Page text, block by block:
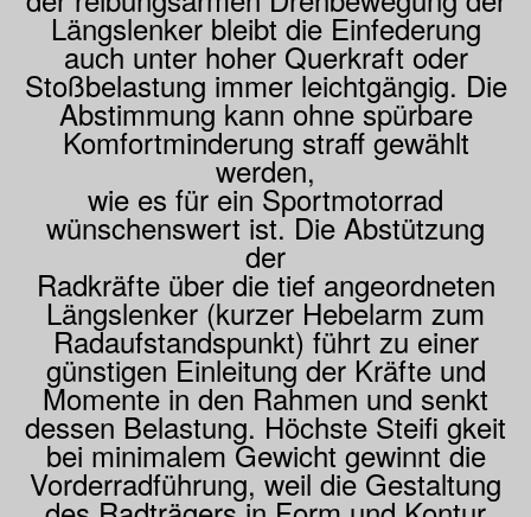
Längslenker bleibt die Einfederung
auch unter hoher Querkraft oder
Stoßbelastung immer leichtgängig. Die
Abstimmung kann ohne spürbare
Komfortminderung straff gewählt
werden,
wie es für ein Sportmotorrad
wünschenswert ist. Die Abstützung
der
Radkräfte über die tief angeordneten
Längslenker (kurzer Hebelarm zum
Radaufstandspunkt) führt zu einer
günstigen Einleitung der Kräfte und
Momente in den Rahmen und senkt
dessen Belastung. Höchste Steifi gkeit
bei minimalem Gewicht gewinnt die
Vorderradführung, weil die Gestaltung